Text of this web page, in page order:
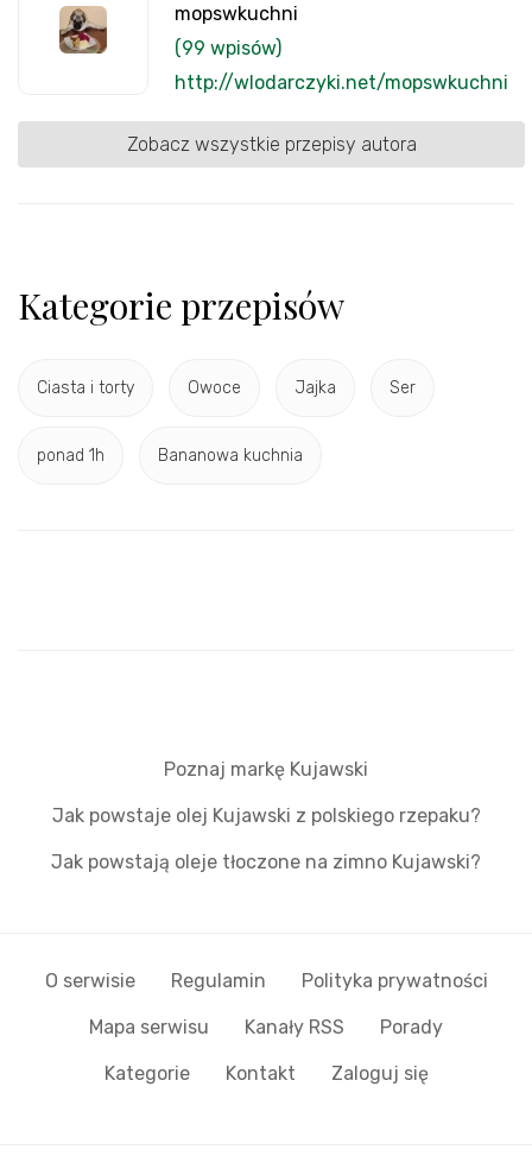
mopswkuchni
(99 wpisów)
http://wlodarczyki.net/mopswkuchni
Zobacz wszystkie przepisy autora
Kategorie przepisów
Ciasta i torty Owoce Jajka Ser
ponad 1h Bananowa kuchnia
Poznaj markę Kujawski
Jak powstaje olej Kujawski z polskiego rzepaku?
Jak powstają oleje tłoczone na zimno Kujawski?
O serwisie Regulamin Polityka prywatności
Mapa serwisu Kanały RSS Porady
Kategorie Kontakt Zaloguj się